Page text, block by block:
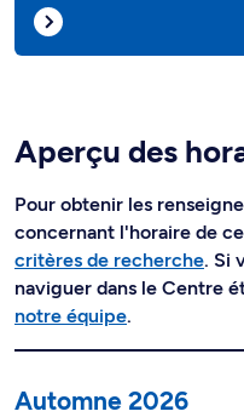
Aperçu des
Pour obtenir les
concernant l'horaire de
critères de recherche. Si
naviguer dans le Centre
notre équipe.
Automne 2026